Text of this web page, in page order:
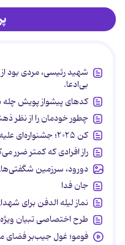
شهید رئیسی، مردی بود
بی‌ادعا.
کدهای پیشواز پویش
چطور خودمان را از نظر ذهنی ۳۸ برابر قوی‌تر
کن ۲۰۲۵؛ جشنواره‌ای علیه خانواده
راز افرادی که کمتر ضرر
دورود، سرزمین
جان فدا
نماز لیله الدفن برای
طرح اختصاصی تبیان
فومو؛ غول جیب‌بر فضای